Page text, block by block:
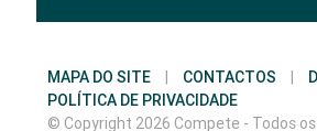
MAPA DO SITE | CONTACTOS |
POLÍTICA DE PRIVACIDADE
© Copyright 2026 Compete - Todos